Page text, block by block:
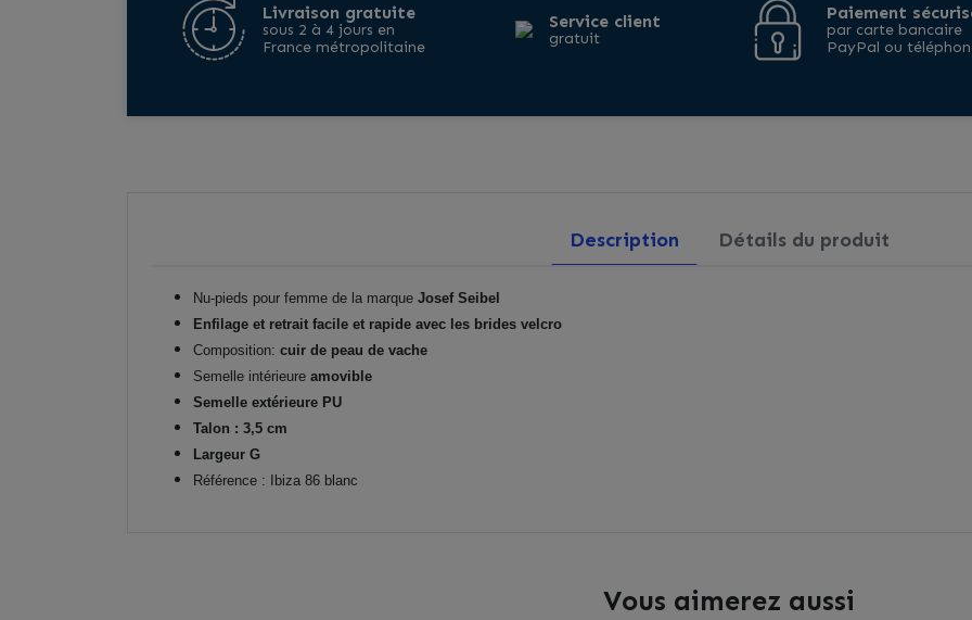
Livraison gratuite
sous 2 à 4 jours en
France métropolitaine
Service client
gratuit
Paiement
par carte bancaire
PayPal ou
Description Détails du produit
Nu-pieds pour femme de la marque Josef Seibel
Enfilage et retrait facile et rapide avec les brides velcro
Composition: cuir de peau de vache
Semelle intérieure amovible
Semelle extérieure PU
Talon : 3,5 cm
Largeur G
Référence : Ibiza 86 blanc
Vous aimerez aussi